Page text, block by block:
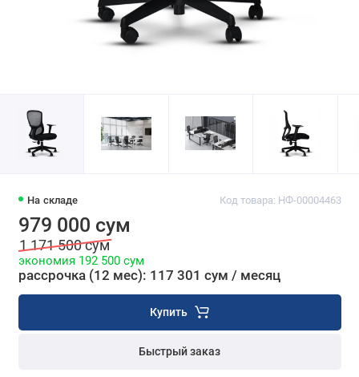
На складе Код товара: НФ-00004463
979 000 сум
1 171 500 сум
экономия 192 500 сум
рассрочка (12 мес): 117 301 сум / месяц
Купить
Быстрый заказ